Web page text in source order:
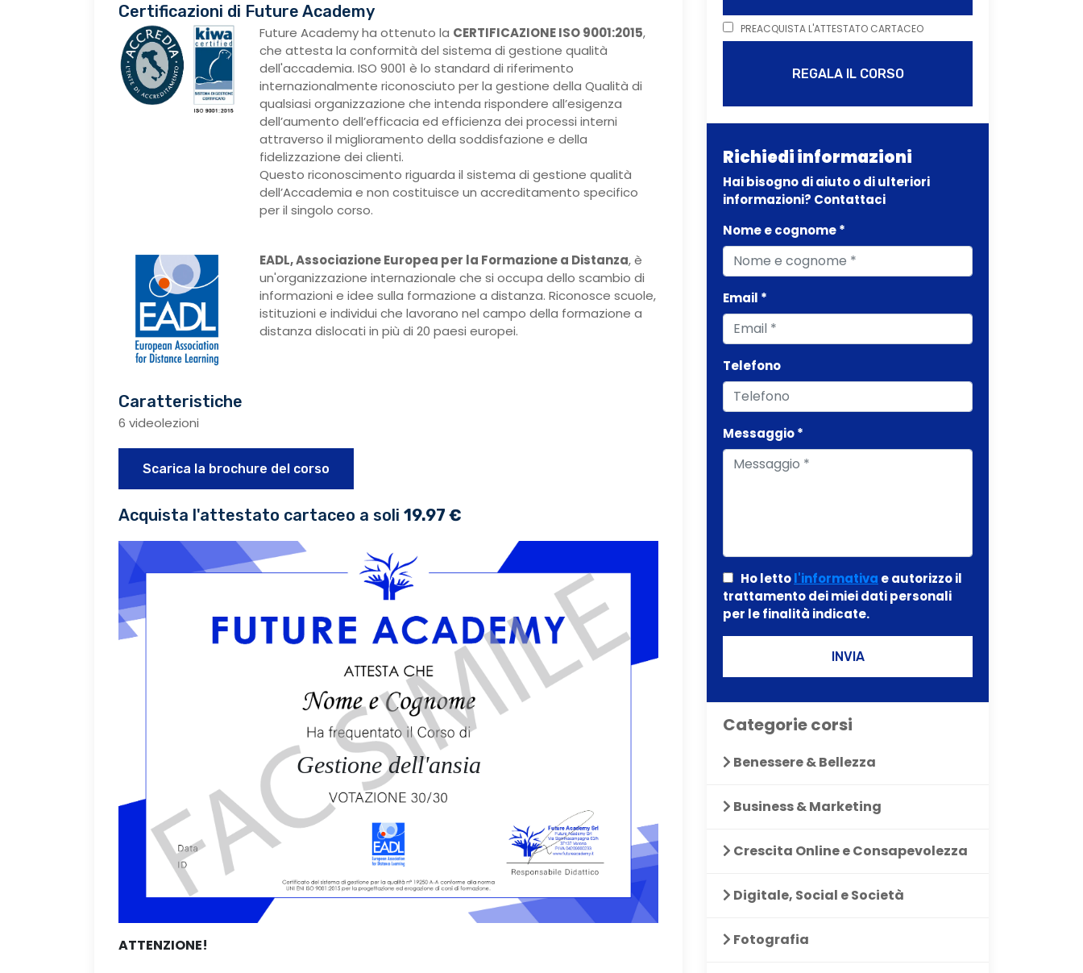
Certificazioni di Future Academy
Future Academy ha ottenuto la CERTIFICAZIONE ISO 9001:2015,
che attesta la conformità del sistema di gestione qualità
dell'accademia. ISO 9001 è lo standard di riferimento
internazionalmente riconosciuto per la gestione della Qualità di
qualsiasi organizzazione che intenda rispondere all’esigenza
dell’aumento dell’efficacia ed efficienza dei processi interni
attraverso il miglioramento della soddisfazione e della
fidelizzazione dei clienti.
Questo riconoscimento riguarda il sistema di gestione qualità
dell’Accademia e non costituisce un accreditamento specifico
per il singolo corso.
EADL, Associazione Europea per la Formazione a Distanza, è
un'organizzazione internazionale che si occupa dello scambio di
informazioni e idee sulla formazione a distanza. Riconosce scuole,
istituzioni e individui che lavorano nel campo della formazione a
distanza dislocati in più di 20 paesi europei.
Caratteristiche
6 videolezioni
Scarica la brochure del corso
Acquista l'attestato cartaceo a soli 19.97 €
Gestione dell'ansia
ATTENZIONE!
PREACQUISTA L'ATTESTATO CARTACEO
REGALA IL CORSO
Richiedi informazioni
Hai bisogno di aiuto o di ulteriori
informazioni? Contattaci
Nome e cognome *
Email *
Telefono
Messaggio *
Ho lettol'informativa e autorizzo il
trattamento dei miei dati personali
per le finalità indicate.
INVIA
Categorie corsi
Benessere & Bellezza
Business & Marketing
Crescita Online e Consapevolezza
Digitale, Social e Società
Fotografia